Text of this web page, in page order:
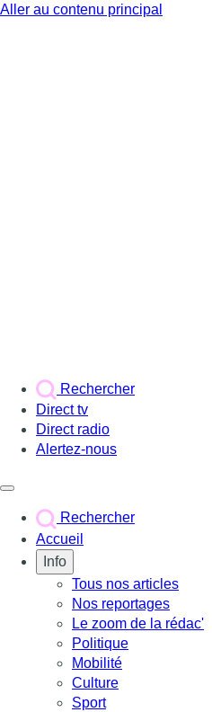
Aller au contenu principal
Rechercher
Direct tv
Direct radio
Alertez-nous
Rechercher
Accueil
Info
Tous nos articles
Nos reportages
Le zoom de la rédac'
Politique
Mobilité
Culture
Sport